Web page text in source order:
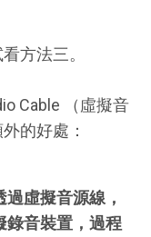
方法三。
Cable （虛擬音
的好處：
虛擬音源線，
錄音裝置，過程